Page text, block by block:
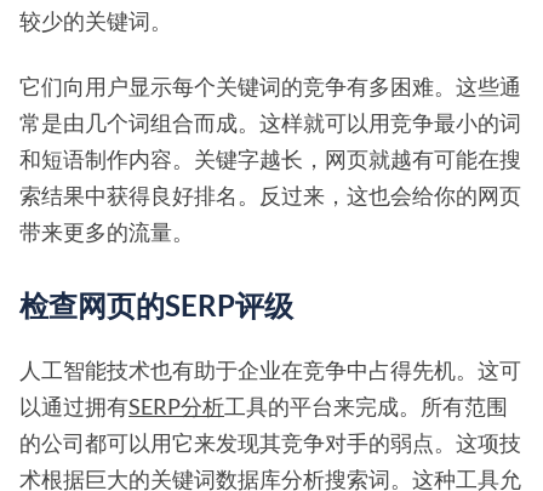
较少的关键词。
它们向用户显示每个关键词的竞争有多困难。这些通
常是由几个词组合而成。这样就可以用竞争最小的词
和短语制作内容。关键字越长，网页就越有可能在搜
索结果中获得良好排名。反过来，这也会给你的网页
带来更多的流量。
检查网页的SERP评级
人工智能技术也有助于企业在竞争中占得先机。这可
以通过拥有SERP分析工具的平台来完成。所有范围
的公司都可以用它来发现其竞争对手的弱点。这项技
术根据巨大的关键词数据库分析搜索词。这种工具允